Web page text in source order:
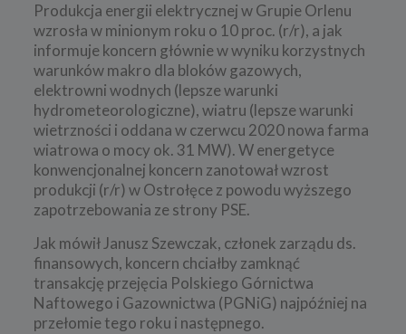
Produkcja energii elektrycznej w Grupie Orlenu
wzrosła w minionym roku o 10 proc. (r/r), a jak
informuje koncern głównie w wyniku korzystnych
warunków makro dla bloków gazowych,
elektrowni wodnych (lepsze warunki
hydrometeorologiczne), wiatru (lepsze warunki
wietrzności i oddana w czerwcu 2020 nowa farma
wiatrowa o mocy ok. 31 MW). W energetyce
konwencjonalnej koncern zanotował wzrost
produkcji (r/r) w Ostrołęce z powodu wyższego
zapotrzebowania ze strony PSE.
Jak mówił Janusz Szewczak, członek zarządu ds.
finansowych, koncern chciałby zamknąć
transakcję przejęcia Polskiego Górnictwa
Naftowego i Gazownictwa (PGNiG) najpóźniej na
przełomie tego roku i następnego.